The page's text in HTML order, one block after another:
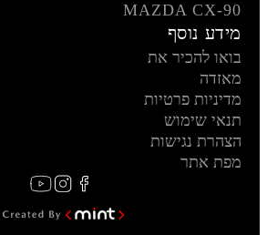
MAZDA CX-90
מידע נוסף
בואו להכיר את
מאזדה
מדיניות פרטיות
תנאי שימוש
הצהרת נגישות
מפת אתר